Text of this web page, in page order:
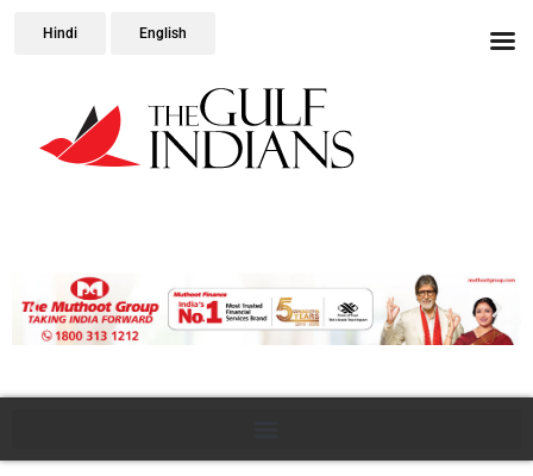
Hindi English